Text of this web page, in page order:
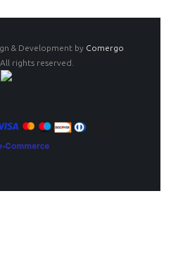
& Development by Comergo
rights reserved.